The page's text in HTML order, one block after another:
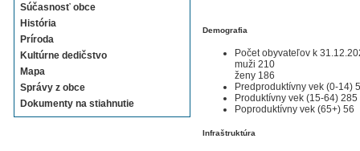
Súčasnosť obce
História
Príroda
Kultúrne dedičstvo
Mapa
Správy z obce
Dokumenty na stiahnutie
Demografia
Počet obyvateľov k
muži 210
ženy 186
Predproduktívny vek (0-14)
Produktívny vek (15-64) 285
Poproduktívny vek (65+) 56
Infraštruktúra